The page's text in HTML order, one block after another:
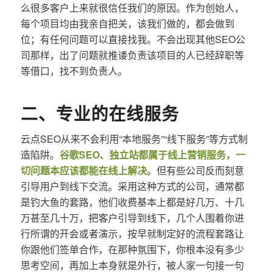
么很多客户上来就很信任我们的原因。作为创始人，
每个项目均由我亲自把关，该我们做的，都会做到
位；有任何问题可以直接找我。不会出现其他SEO公
司那样，出了问题就推诿负责该项目的人已经辞职等
等借口，找不到负责人。
二、专业的在线服务
云点SEO从来不会利用“本地服务”“线下服务”等方式制
造陷阱。 谷歌SEO、独立站都属于线上营销服务，一
切问题本应该都能在线上解决。但有些公司反而刻意
引导用户到线下交流。采用这种方式的公司，通常都
是钓大鱼的套路，他们收费基本上都是好几万、十几
万甚至几十万，把客户引导到线下，几个人围着你进
行所谓的开会或者演示，按早就制定好的流程套路让
你跟他们签单合作，在那种氛围下，你根本没有多少
思考空间，再加上本身就是外行，被人家一句接一句